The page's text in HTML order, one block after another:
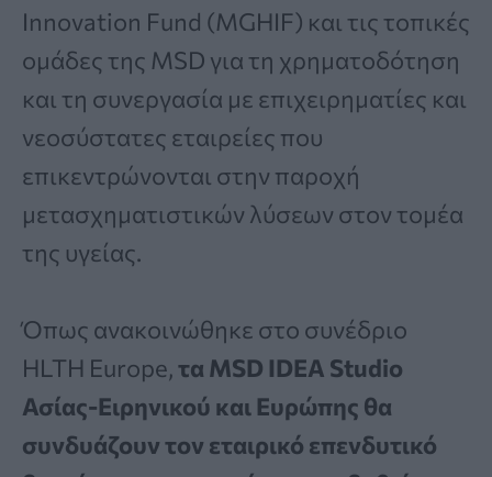
Innovation Fund (MGHIF) και τις τοπικές
ομάδες της MSD για τη χρηματοδότηση
και τη συνεργασία με επιχειρηματίες και
νεοσύστατες εταιρείες που
επικεντρώνονται στην παροχή
μετασχηματιστικών λύσεων στον τομέα
της υγείας.
Όπως ανακοινώθηκε στο συνέδριο
HLTH Europe,τα MSD IDEA Studio
Ασίας-Ειρηνικού και Ευρώπης θα
συνδυάζουν τον εταιρικό επενδυτικό